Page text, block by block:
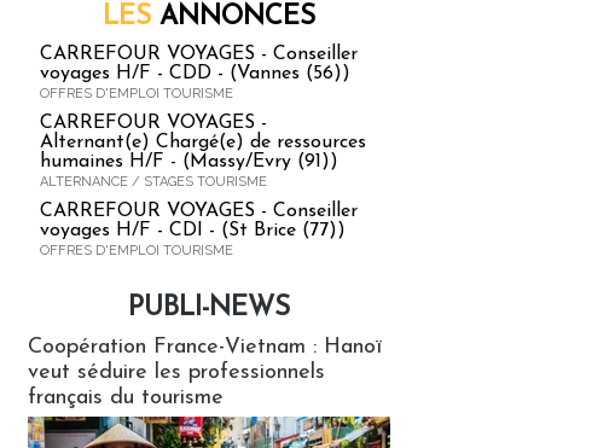
LES ANNONCES
CARREFOUR VOYAGES - Conseiller
voyages H/F - CDD - (Vannes (56))
OFFRES D'EMPLOI TOURISME
CARREFOUR VOYAGES -
Alternant(e) Chargé(e) de ressources
humaines H/F - (Massy/Evry (91))
ALTERNANCE / STAGES TOURISME
CARREFOUR VOYAGES - Conseiller
voyages H/F - CDI - (St Brice (77))
OFFRES D'EMPLOI TOURISME
PUBLI-NEWS
Coopération France-Vietnam : Hanoï
veut séduire les professionnels
français du tourisme